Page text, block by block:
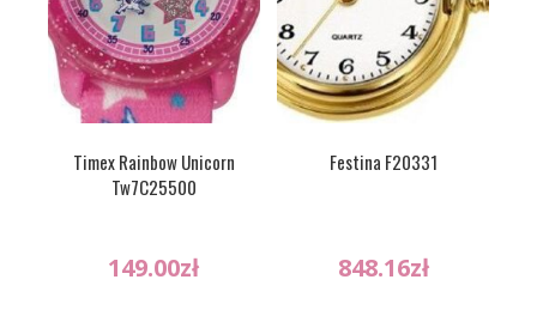
Timex Rainbow Unicorn
Tw7C25500
149.00zł
Festina F20331
848.16zł